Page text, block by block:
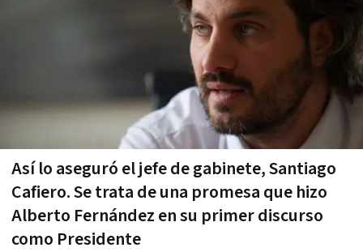
Así lo aseguró el jefe de gabinete, Santiago
Cafiero. Se trata de una promesa que hizo
Alberto Fernández en su primer discurso
como Presidente